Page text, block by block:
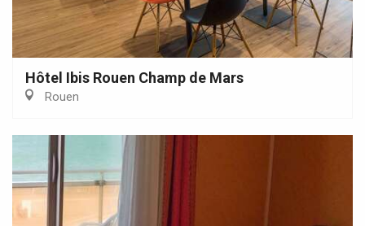
Hôtel Ibis Rouen Champ de Mars
Rouen